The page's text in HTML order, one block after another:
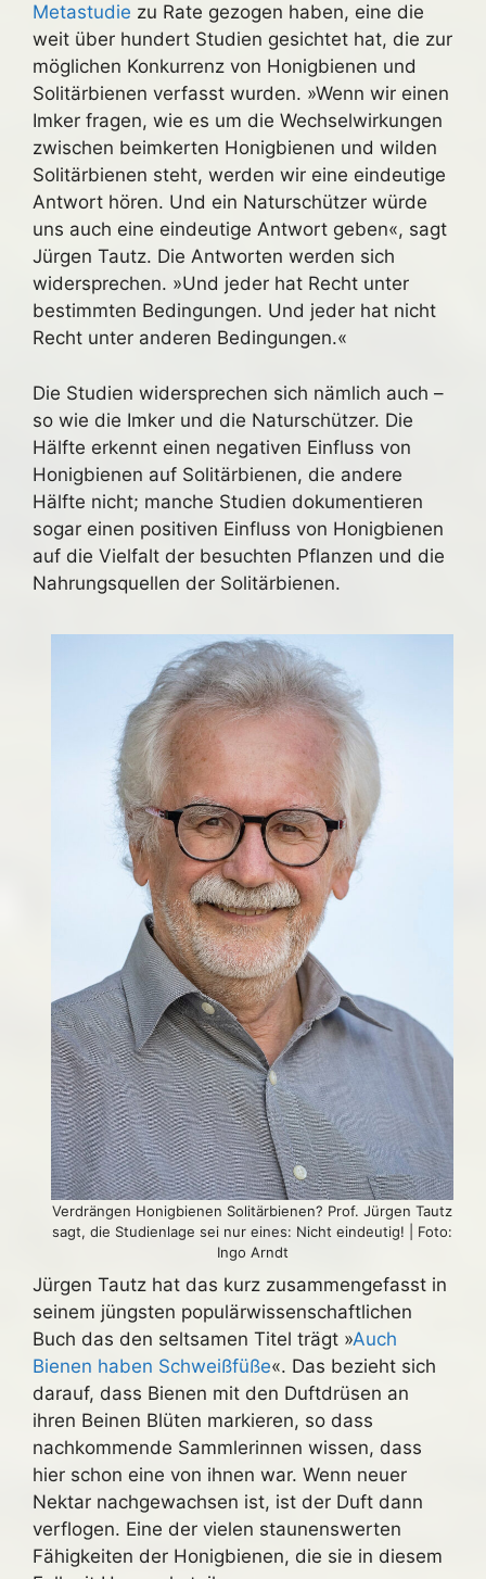
Metastudie zu Rate gezogen haben, eine die
weit über hundert Studien gesichtet hat, die zur
möglichen Konkurrenz von Honigbienen und
Solitärbienen verfasst wurden. »Wenn wir einen
Imker fragen, wie es um die Wechselwirkungen
zwischen beimkerten Honigbienen und wilden
Solitärbienen steht, werden wir eine eindeutige
Antwort hören. Und ein Naturschützer würde
uns auch eine eindeutige Antwort geben«, sagt
Jürgen Tautz. Die Antworten werden sich
widersprechen. »Und jeder hat Recht unter
bestimmten Bedingungen. Und jeder hat nicht
Recht unter anderen Bedingungen.«
Die Studien widersprechen sich nämlich auch –
so wie die Imker und die Naturschützer. Die
Hälfte erkennt einen negativen Einfluss von
Honigbienen auf Solitärbienen, die andere
Hälfte nicht; manche Studien dokumentieren
sogar einen positiven Einfluss von Honigbienen
auf die Vielfalt der besuchten Pflanzen und die
Nahrungsquellen der Solitärbienen.
Verdrängen Honigbienen Solitärbienen? Prof. Jürgen Tautz
sagt, die Studienlage sei nur eines: Nicht eindeutig! | Foto:
Ingo Arndt
Jürgen Tautz hat das kurz zusammengefasst in
seinem jüngsten populärwissenschaftlichen
Buch das den seltsamen Titel trägt »Auch
Bienen haben Schweißfüße«. Das bezieht sich
darauf, dass Bienen mit den Duftdrüsen an
ihren Beinen Blüten markieren, so dass
nachkommende Sammlerinnen wissen, dass
hier schon eine von ihnen war. Wenn neuer
Nektar nachgewachsen ist, ist der Duft dann
verflogen. Eine der vielen staunenswerten
Fähigkeiten der Honigbienen, die sie in diesem